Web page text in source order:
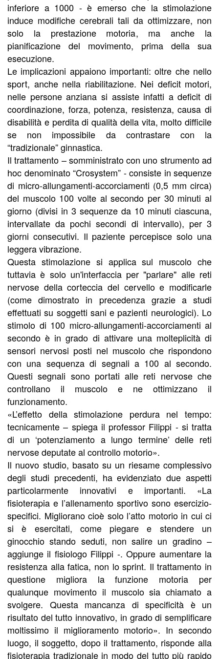
inferiore a 1000 - è emerso che la stimolazione
induce modifiche cerebrali tali da ottimizzare, non
solo la prestazione motoria, ma anche la
pianificazione del movimento, prima della sua
esecuzione.
Le implicazioni appaiono importanti: oltre che nello
sport, anche nella riabilitazione. Nei deficit motori,
nelle persone anziana si assiste infatti a deficit di
coordinazione, forza, potenza, resistenza, causa di
disabilità e perdita di qualità della vita, molto difficile
se non impossibile da contrastare con la
“tradizionale” ginnastica.
Il trattamento – somministrato con uno strumento ad
hoc denominato “Crosystem” - consiste in sequenze
di micro-allungamenti-accorciamenti (0,5 mm circa)
del muscolo 100 volte al secondo per 30 minuti al
giorno (divisi in 3 sequenze da 10 minuti ciascuna,
intervallate da pochi secondi di intervallo), per 3
giorni consecutivi. Il paziente percepisce solo una
leggera vibrazione.
Questa stimolazione si applica sul muscolo che
tuttavia è solo un'interfaccia per "parlare" alle reti
nervose della corteccia del cervello e modificarle
(come dimostrato in precedenza grazie a studi
effettuati su soggetti sani e pazienti neurologici). Lo
stimolo di 100 micro-allungamenti-accorciamenti al
secondo è in grado di attivare una molteplicità di
sensori nervosi posti nel muscolo che rispondono
con una sequenza di segnali a 100 al secondo.
Questi segnali sono portati alle reti nervose che
controllano il muscolo e ne ottimizzano il
funzionamento.
«L’effetto della stimolazione perdura nel tempo:
tecnicamente – spiega il professor Filippi - si tratta
di un ‘potenziamento a lungo termine’ delle reti
nervose deputate al controllo motorio».
Il nuovo studio, basato su un riesame complessivo
degli studi precedenti, ha evidenziato due aspetti
particolarmente innovativi e importanti. «La
fisioterapia e l’allenamento sportivo sono esercizio-
specifici. Migliorano cioè solo l’atto motorio in cui ci
si è esercitati, come piegare e stendere un
ginocchio stando seduti, non salire un gradino –
aggiunge il fisiologo Filippi -. Oppure aumentare la
resistenza alla fatica, non lo sprint. Il trattamento in
questione migliora la funzione motoria per
qualunque movimento il muscolo sia chiamato a
svolgere. Questa mancanza di specificità è un
risultato del tutto innovativo, in grado di semplificare
moltissimo il miglioramento motorio». In secondo
luogo, il soggetto, dopo il trattamento, risponde alla
fisioterapia tradizionale in modo del tutto più rapido